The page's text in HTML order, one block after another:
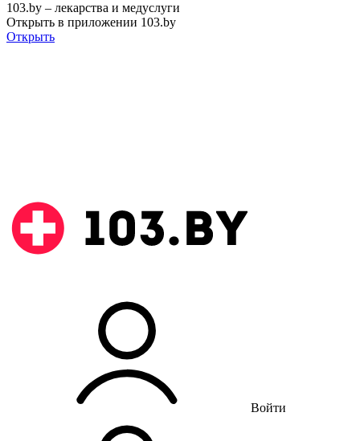
103.by – лекарства и медуслуги
Открыть в приложении 103.by
Открыть
Войти